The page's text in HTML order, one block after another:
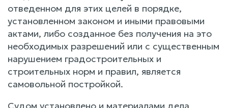
отведенном для этих целей в порядке,
установленном законом и иными правовыми
актами, либо созданное без получения на это
необходимых разрешений или с существенным
нарушением градостроительных и
строительных норм и правил, является
самовольной постройкой.
Судом установлено и материалами дела